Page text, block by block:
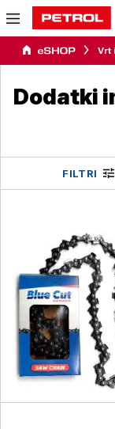
Dodatki
FILTRI